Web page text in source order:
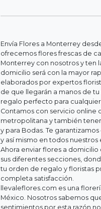
Envía Flores a Monterrey
ofrecemos flores frescas de
Monterrey con nosotros y ten
domicilio será con la mayor
elaborados por expertos
de que llegarán a manos de
regalo perfecto para
Contamos con servicio online
metropolitana y también
y para Bodas. Te
y así mismo en todos nuestros
Ahora enviar flores a
sus diferentes secciones,
tu orden de regalo y floristas
completa satisfacción.
llevaleflores.com es una
México. Nosotros sabemos
sentimientos por esta razón